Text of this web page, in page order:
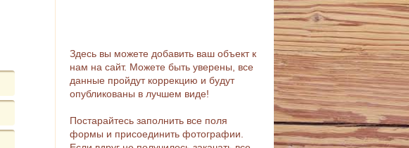
Здесь вы можете добавить ваш объект к
нам на сайт. Можете быть уверены, все
данные пройдут коррекцию и будут
опубликованы в лучшем виде!
Постарайтесь заполнить все поля
формы и присоединить фотографии.